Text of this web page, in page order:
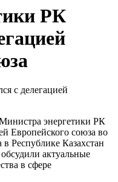
РК
Министра энергетики РК
Европейского союза во
Республике Казахстан
актуальные
в сфере